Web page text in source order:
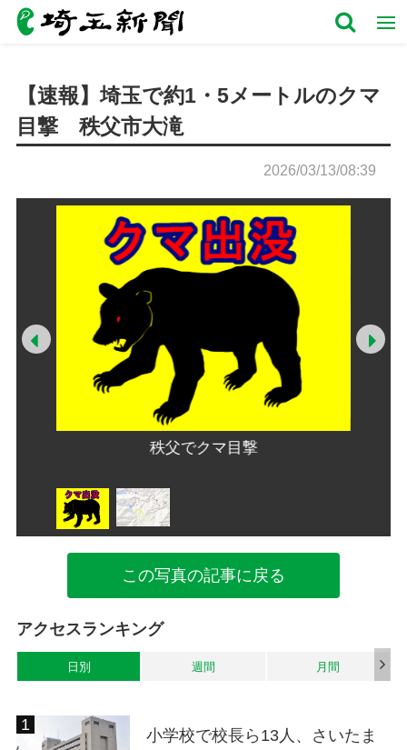
【速報】埼玉で約1・5メートルのクマ
目撃 秩父市大滝
2026/03/13/08:39
秩父でクマ目撃
Prev
この写真の記事に戻る
アクセスランキング
日別 週間 月間
小学校で校長ら13人、さいたま